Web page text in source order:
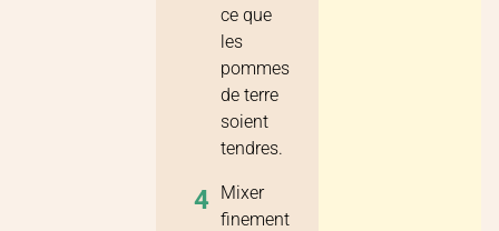
ce que
les
pommes
de terre
soient
tendres.
4 Mixer
finement